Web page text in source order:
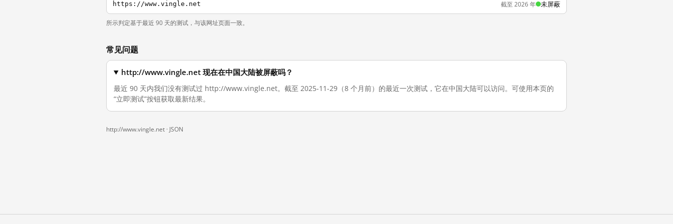
https://www.vingle.net 截至 2026 年 未屏蔽
所示判定基于最近 90 天的测试，与该网址页面一致。
常见问题
http://www.vingle.net 现在在中国大陆被屏蔽吗？
最近 90 天内我们没有测试过 http://www.vingle.net。截至 2025-11-29（8 个月前）的最近一次测试，它在中国大陆可以访问。可使用本页的
“立即测试”按钮获取最新结果。
http://www.vingle.net · JSON